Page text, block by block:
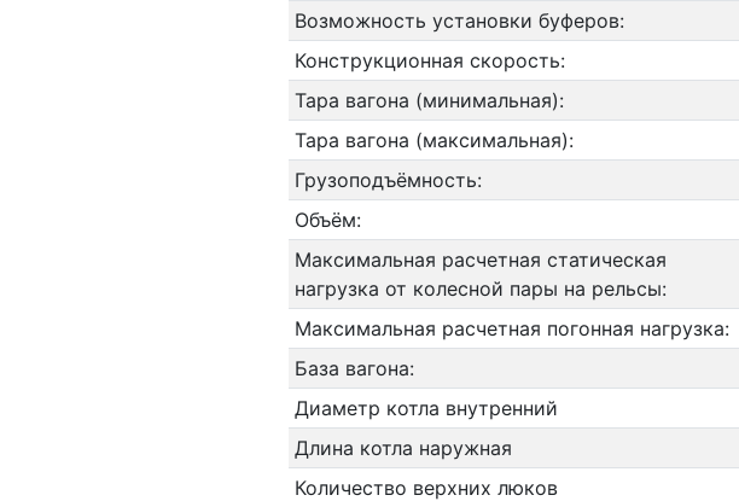
Возможность установки буферов:
Конструкционная скорость:
Тара вагона (минимальная):
Тара вагона (максимальная):
Грузоподъёмность:
Объём:
Максимальная расчетная статическая
нагрузка от колесной пары на рельсы:
Максимальная расчетная погонная нагрузка:
База вагона:
Диаметр котла внутренний
Длина котла наружная
Количество верхних люков